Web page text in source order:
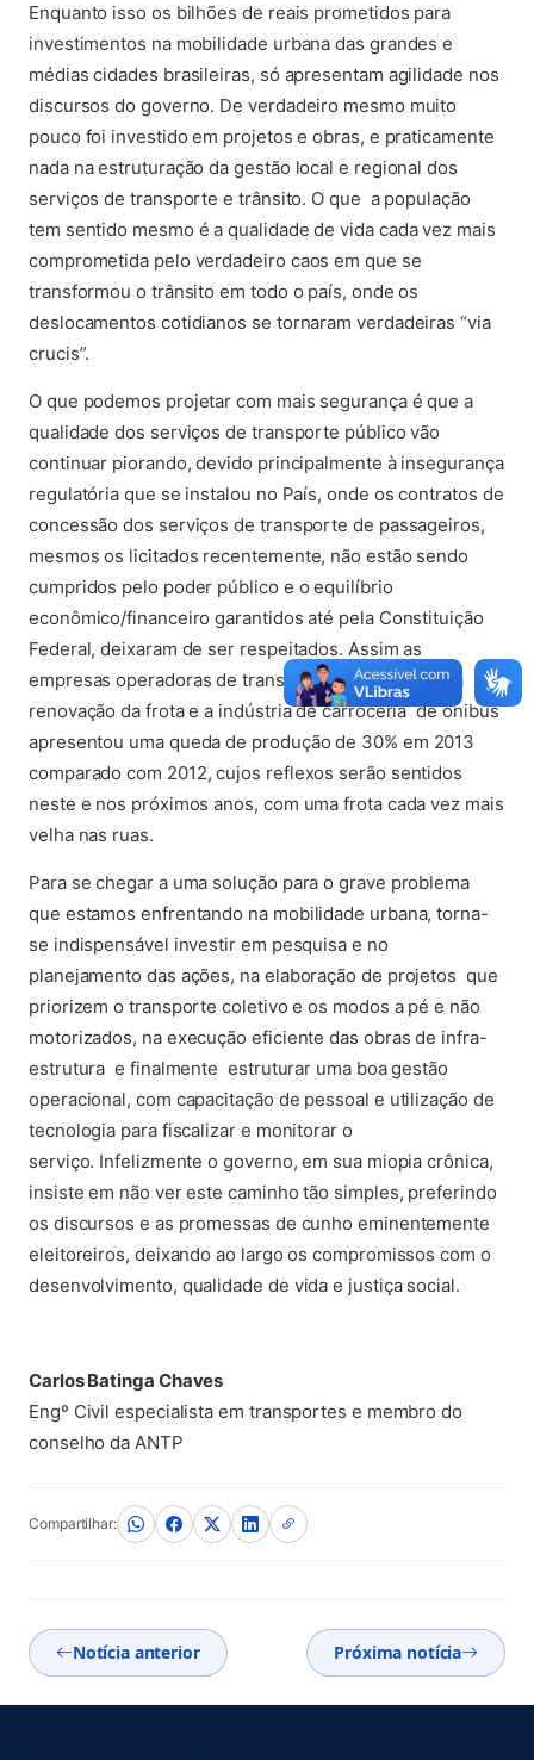
Enquanto isso os bilhões de reais prometidos para
investimentos na mobilidade urbana das grandes e
médias cidades brasileiras, só apresentam agilidade nos
discursos do governo. De verdadeiro mesmo muito
pouco foi investido em projetos e obras, e praticamente
nada na estruturação da gestão local e regional dos
serviços de transporte e trânsito. O que a população
tem sentido mesmo é a qualidade de vida cada vez mais
comprometida pelo verdadeiro caos em que se
transformou o trânsito em todo o país, onde os
deslocamentos cotidianos se tornaram verdadeiras “via
crucis”.
O que podemos projetar com mais segurança é que a
qualidade dos serviços de transporte público vão
continuar piorando, devido principalmente à insegurança
regulatória que se instalou no País, onde os contratos de
concessão dos serviços de transporte de passageiros,
mesmos os licitados recentemente, não estão sendo
cumpridos pelo poder público e o equilíbrio
econômico/financeiro garantidos até pela Constituição
Federal, deixaram de ser respeitados. Assim as
empresas operadoras de transporte suspenderam a
renovação da frota e a indústria de carroceria de ônibus
apresentou uma queda de produção de 30% em 2013
comparado com 2012, cujos reflexos serão sentidos
neste e nos próximos anos, com uma frota cada vez mais
velha nas ruas.
Para se chegar a uma solução para o grave problema
que estamos enfrentando na mobilidade urbana, torna-
se indispensável investir em pesquisa e no
planejamento das ações, na elaboração de projetos que
priorizem o transporte coletivo e os modos a pé e não
motorizados, na execução eficiente das obras de infra-
estrutura e finalmente estruturar uma boa gestão
operacional, com capacitação de pessoal e utilização de
tecnologia para fiscalizar e monitorar o
serviço. Infelizmente o governo, em sua miopia crônica,
insiste em não ver este caminho tão simples, preferindo
os discursos e as promessas de cunho eminentemente
eleitoreiros, deixando ao largo os compromissos com o
desenvolvimento, qualidade de vida e justiça social.
Carlos Batinga Chaves
Engº Civil especialista em transportes e membro do
conselho da ANTP
Compartilhar:
Notícia anterior Próxima notícia